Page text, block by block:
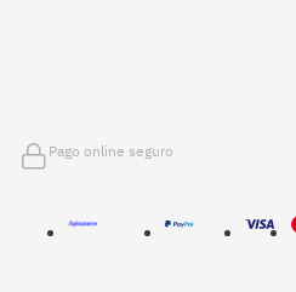
Pago online seguro